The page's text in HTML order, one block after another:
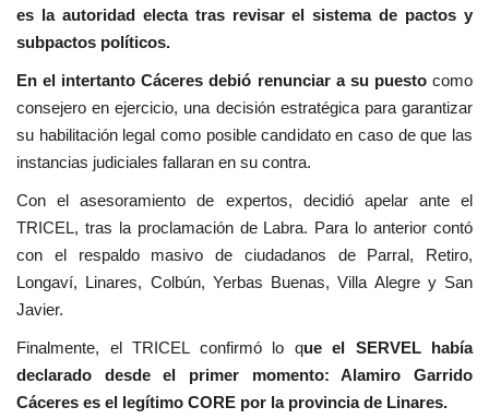
es la autoridad electa tras revisar el sistema de pactos y
subpactos políticos.
En el intertanto Cáceres debió renunciar a su puestocomo
consejero en ejercicio, una decisión estratégica para garantizar
su habilitación legal como posible candidato en caso de que las
instancias judiciales fallaran en su contra.
Con el asesoramiento de expertos, decidió apelar ante el
TRICEL, tras la proclamación de Labra. Para lo anterior contó
con el respaldo masivo de ciudadanos de Parral, Retiro,
Longaví, Linares, Colbún, Yerbas Buenas, Villa Alegre y San
Javier.
Finalmente, el TRICEL confirmó lo que el SERVEL había
declarado desde el primer momento: Alamiro Garrido
Cáceres es el legítimo CORE por la provincia de Linares.